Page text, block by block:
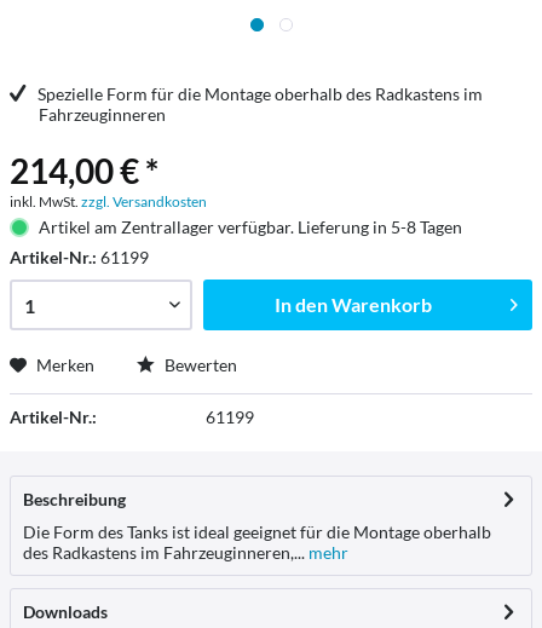
Spezielle Form für die Montage oberhalb des Radkastens im
Fahrzeuginneren
214,00 € *
inkl. MwSt. zzgl. Versandkosten
Artikel am Zentrallager verfügbar. Lieferung in 5-8 Tagen
Artikel-Nr.: 61199
In denWarenkorb
Merken Bewerten
Artikel-Nr.: 61199
Beschreibung
Die Form des Tanks ist ideal geeignet für die Montage oberhalb
des Radkastens im Fahrzeuginneren,... mehr
Downloads